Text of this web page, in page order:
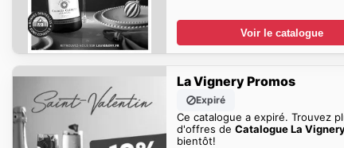
Voir le catalogue
La Vignery Promos
Expiré
Ce catalogue a expiré. Trouvez
d'offres de Catalogue La
bientôt!